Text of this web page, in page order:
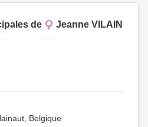
de Jeanne VILAIN
Belgique